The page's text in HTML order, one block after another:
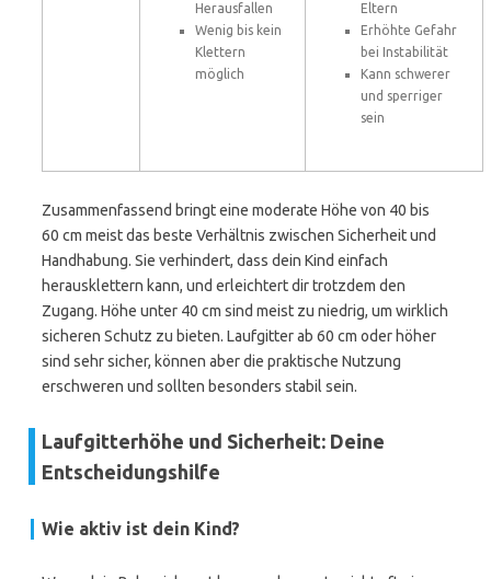
Herausfallen
Wenig bis kein
Klettern
möglich
Eltern
Erhöhte Gefahr
bei Instabilität
Kann schwerer
und sperriger
sein
Zusammenfassend bringt eine moderate Höhe von 40 bis
60 cm meist das beste Verhältnis zwischen Sicherheit und
Handhabung. Sie verhindert, dass dein Kind einfach
herausklettern kann, und erleichtert dir trotzdem den
Zugang. Höhe unter 40 cm sind meist zu niedrig, um wirklich
sicheren Schutz zu bieten. Laufgitter ab 60 cm oder höher
sind sehr sicher, können aber die praktische Nutzung
erschweren und sollten besonders stabil sein.
Laufgitterhöhe und Sicherheit: Deine
Entscheidungshilfe
Wie aktiv ist dein Kind?